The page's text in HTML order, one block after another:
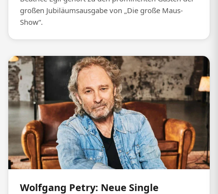
großen Jubiläumsausgabe von „Die große Maus-
Show“.
Wolfgang Petry: Neue Single